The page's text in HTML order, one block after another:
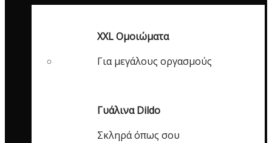
XXL Ομοιώματα
Για μεγάλους οργασμούς
Γυάλινα Dildo
Σκληρά όπως σου